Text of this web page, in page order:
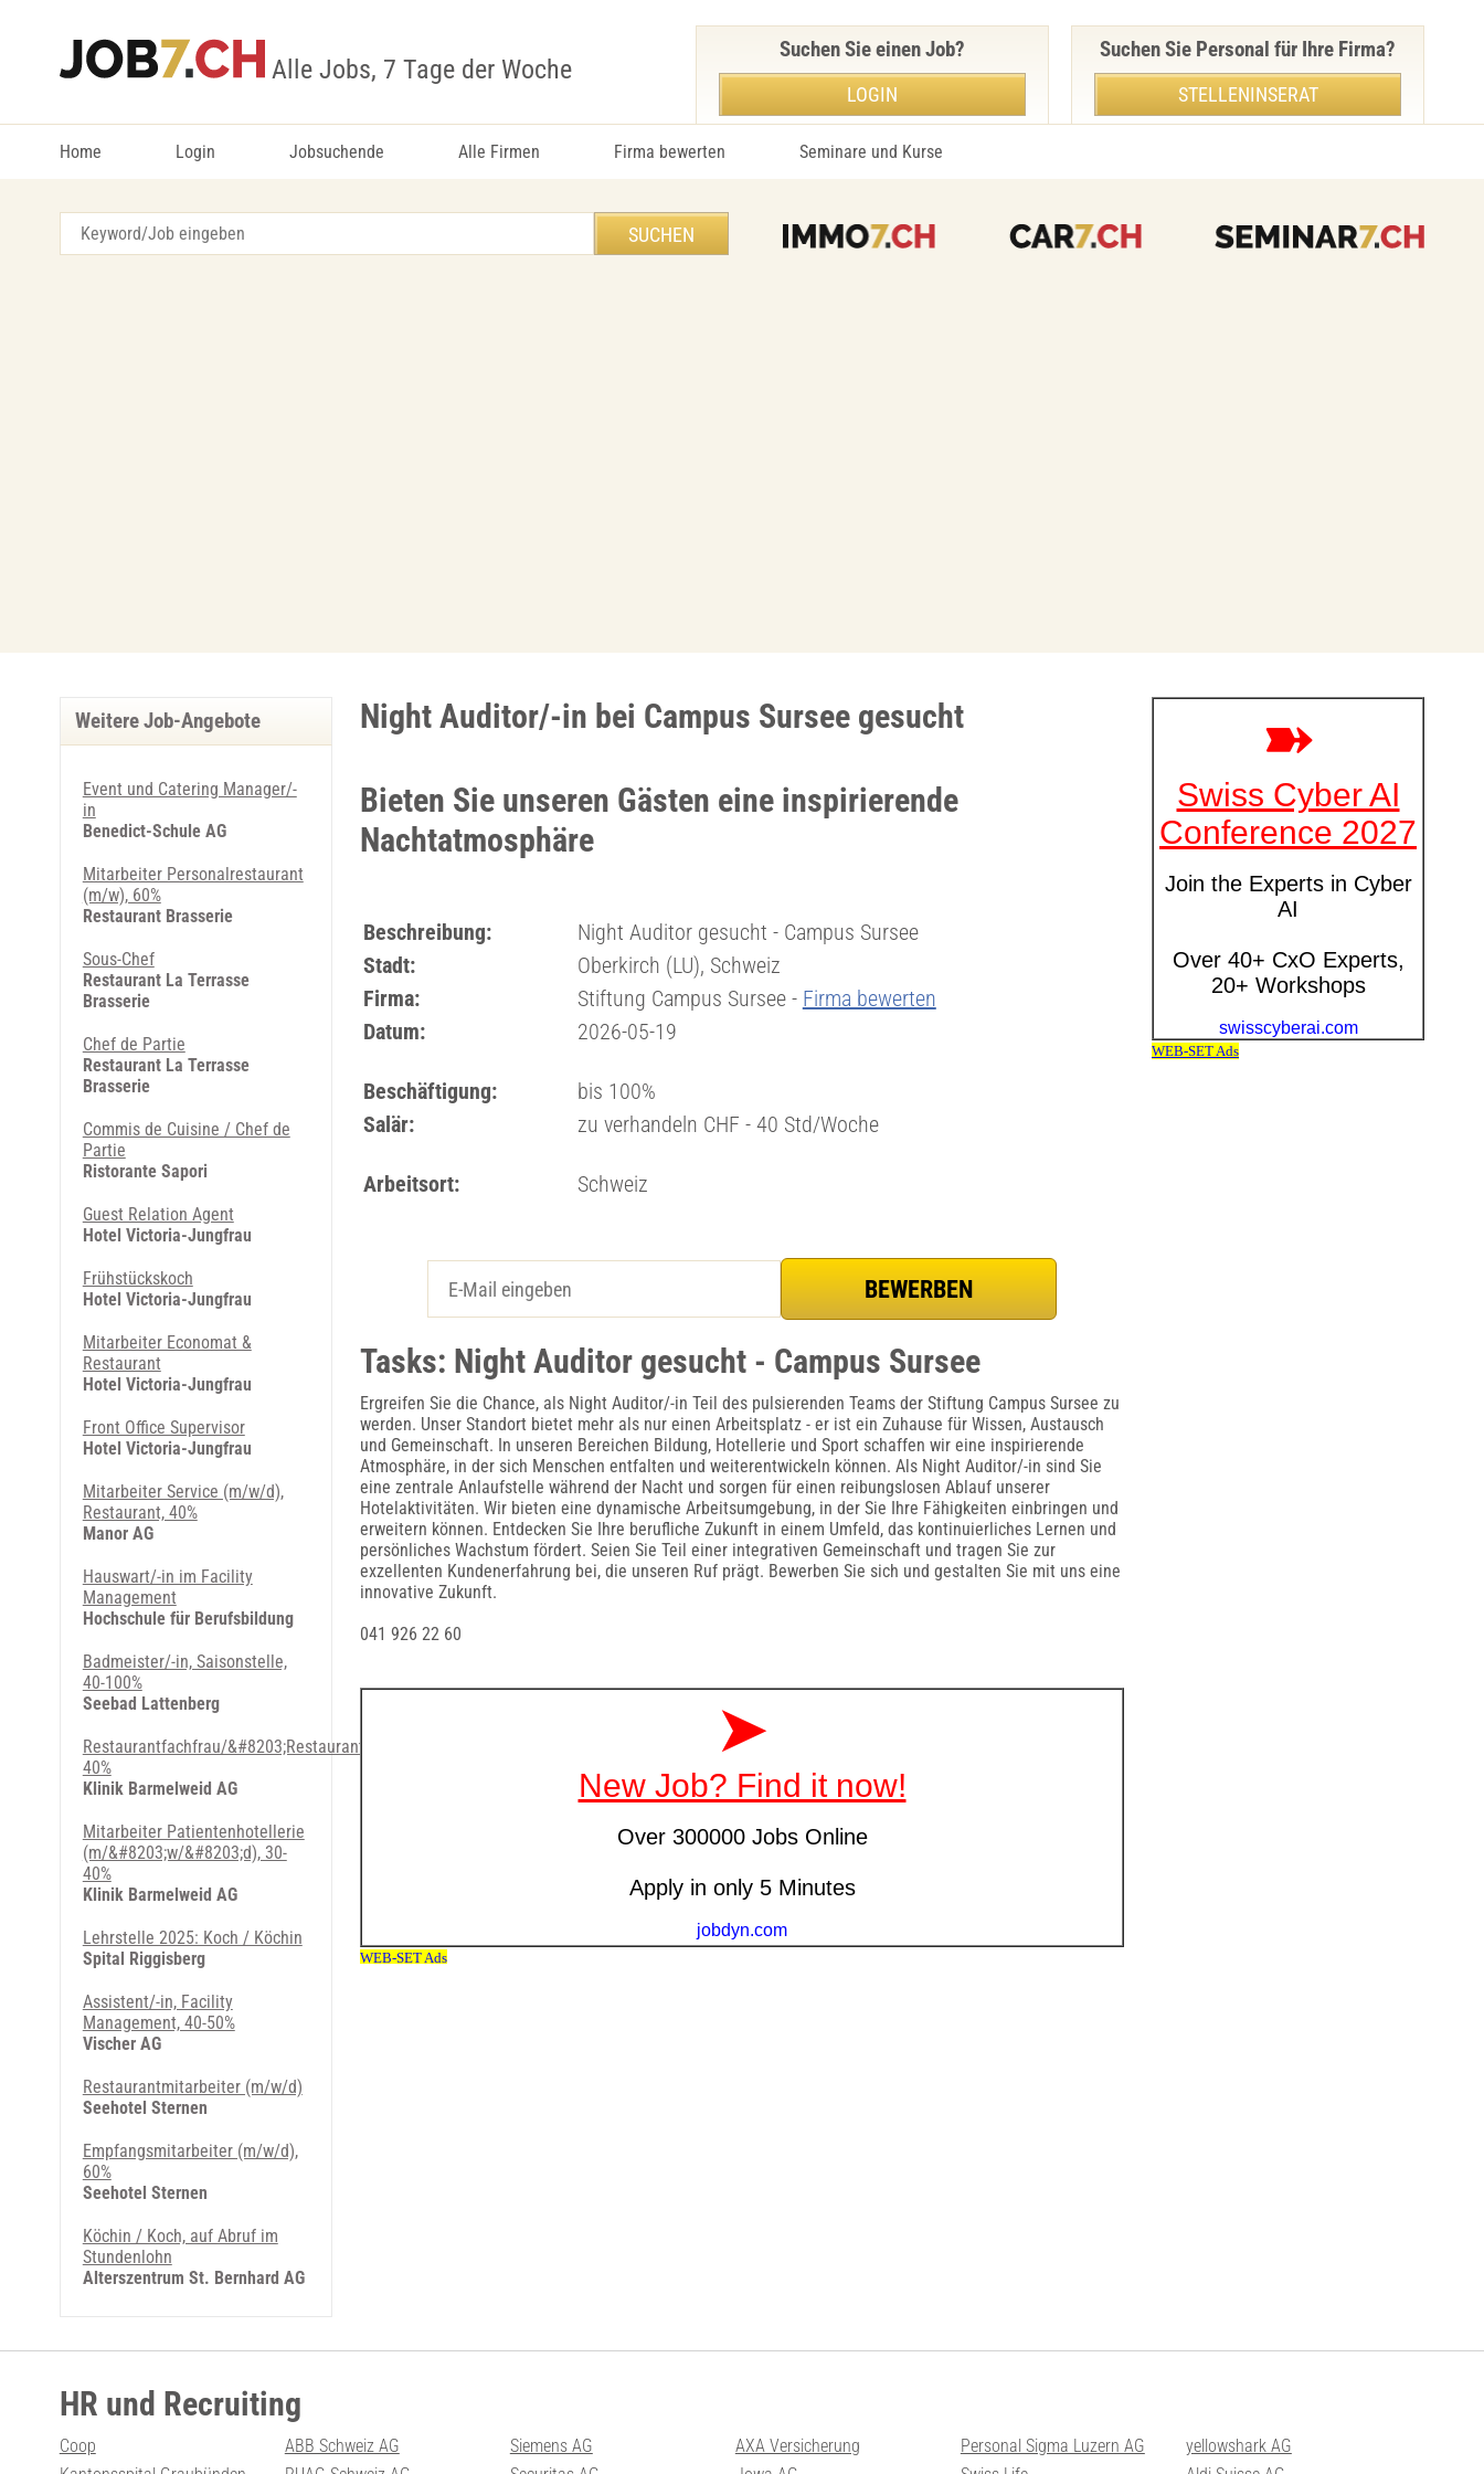
Alle Jobs, 7 Tage der Woche
Home Login Jobsuchende Alle Firmen Firma bewerten Seminare und Kurse
Suchen Sie einen Job?
LOGIN
Suchen Sie Personal für Ihre Firma?
STELLENINSERAT
Night Auditor/-in bei Campus Sursee gesucht
Bieten Sie unseren Gästen eine inspirierende
Nachtatmosphäre
Beschreibung:
Night Auditor gesucht - Campus Sursee
Stadt:
Oberkirch (LU), Schweiz
Firma:
Stiftung Campus Sursee - Firma bewerten
Datum:
2026-05-19
Beschäftigung:
bis 100%
Salär:
zu verhandeln CHF - 40 Std/Woche
Arbeitsort: Schweiz
Tasks: Night Auditor gesucht - Campus Sursee
Ergreifen Sie die Chance, als Night Auditor/-in Teil des pulsierenden Teams der Stiftung Campus Sursee zu
werden. Unser Standort bietet mehr als nur einen Arbeitsplatz - er ist ein Zuhause für Wissen, Austausch
und Gemeinschaft. In unseren Bereichen Bildung, Hotellerie und Sport schaffen wir eine inspirierende
Atmosphäre, in der sich Menschen entfalten und weiterentwickeln können. Als Night Auditor/-in sind Sie
eine zentrale Anlaufstelle während der Nacht und sorgen für einen reibungslosen Ablauf unserer
Hotelaktivitäten. Wir bieten eine dynamische Arbeitsumgebung, in der Sie Ihre Fähigkeiten einbringen und
erweitern können. Entdecken Sie Ihre berufliche Zukunft in einem Umfeld, das kontinuierliches Lernen und
persönliches Wachstum fördert. Seien Sie Teil einer integrativen Gemeinschaft und tragen Sie zur
exzellenten Kundenerfahrung bei, die unseren Ruf prägt. Bewerben Sie sich und gestalten Sie mit uns eine
innovative Zukunft.
041 926 22 60
Weitere Job-Angebote
Event und Catering Manager/-
in
Benedict-Schule AG
Mitarbeiter Personalrestaurant
(m/w), 60%
Restaurant Brasserie
Sous-Chef
Restaurant La Terrasse
Brasserie
Chef de Partie
Restaurant La Terrasse
Brasserie
Commis de Cuisine / Chef de
Partie
Ristorante Sapori
Guest Relation Agent
Hotel Victoria-Jungfrau
Frühstückskoch
Hotel Victoria-Jungfrau
Mitarbeiter Economat &
Restaurant
Hotel Victoria-Jungfrau
Front Office Supervisor
Hotel Victoria-Jungfrau
Mitarbeiter Service (m/w/d),
Restaurant, 40%
Manor AG
Hauswart/-in im Facility
Management
Hochschule für Berufsbildung
Badmeister/-in, Saisonstelle,
40-100%
Seebad Lattenberg
Restaurantfachfrau/&#8203;Restaurantfachmann,
40%
Klinik Barmelweid AG
Mitarbeiter Patientenhotellerie
(m/&#8203;w/&#8203;d), 30-
40%
Klinik Barmelweid AG
Lehrstelle 2025: Koch / Köchin
Spital Riggisberg
Assistent/-in, Facility
Management, 40-50%
Vischer AG
Restaurantmitarbeiter (m/w/d)
Seehotel Sternen
Empfangsmitarbeiter (m/w/d),
60%
Seehotel Sternen
Köchin / Koch, auf Abruf im
Stundenlohn
Alterszentrum St. Bernhard AG
HR und Recruiting
Coop ABB Schweiz AG Siemens AG AXA Versicherung Personal Sigma Luzern AG
yellowshark AG